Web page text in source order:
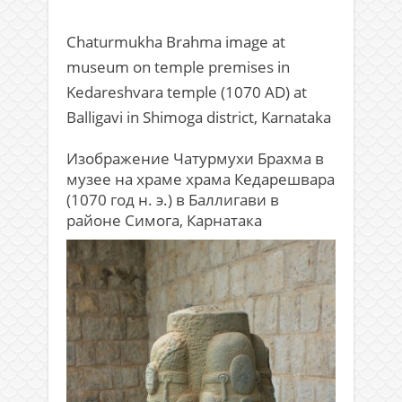
Chaturmukha Brahma image at
museum on temple premises in
Kedareshvara temple (1070 AD) at
Balligavi in Shimoga district, Karnataka
Изображение Чатурмухи Брахма в
музее на храме храма Кедарешвара
(1070 год н. э.) в Баллигави в
районе Симога, Карнатака